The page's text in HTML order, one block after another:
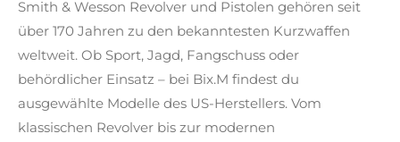
Smith & Wesson Revolver und Pistolen gehören seit
über 170 Jahren zu den bekanntesten Kurzwaffen
weltweit. Ob Sport, Jagd, Fangschuss oder
behördlicher Einsatz – bei Bix.M findest du
ausgewählte Modelle des US-Herstellers. Vom
klassischen Revolver bis zur modernen